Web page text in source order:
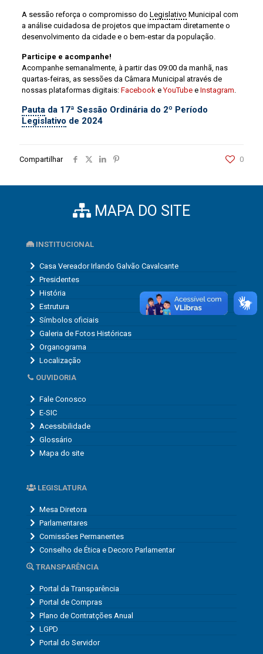
A sessão reforça o compromisso do Legislativo Municipal com
a análise cuidadosa de projetos que impactam diretamente o
desenvolvimento da cidade e o bem-estar da população.
Participe e acompanhe!
Acompanhe semanalmente, à partir das 09:00 da manhã, nas
quartas-feiras, as sessões da Câmara Municipal através de
nossas plataformas digitais: FacebookeYouTubee Instagram.
Pautada 17ª Sessão Ordinária do 2º Período
Legislativo de 2024
Compartilhar 0
MAPA DO SITE
INSTITUCIONAL
Casa Vereador Irlando Galvão Cavalcante
Presidentes
História
Estrutura
Símbolos oficiais
Galeria de Fotos Históricas
Organograma
Localização
OUVIDORIA
Fale Conosco
E-SIC
Acessibilidade
Glossário
Mapa do site
LEGISLATURA
Mesa Diretora
Parlamentares
Comissões Permanentes
Conselho de Ética e Decoro Parlamentar
TRANSPARÊNCIA
Portal da Transparência
Portal de Compras
Plano de Contratções Anual
LGPD
Portal do Servidor